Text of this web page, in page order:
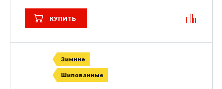
КУПИТЬ
Зимние
Шипованные